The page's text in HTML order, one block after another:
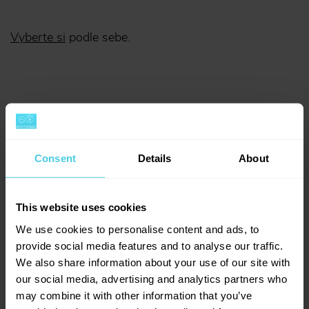
Consent Details About
This website uses cookies
We use cookies to personalise content and ads, to
provide social media features and to analyse our traffic.
We also share information about your use of our site with
our social media, advertising and analytics partners who
may combine it with other information that you’ve
Vyberte si podle sebe.
Sdílejte
Facebook Twitter